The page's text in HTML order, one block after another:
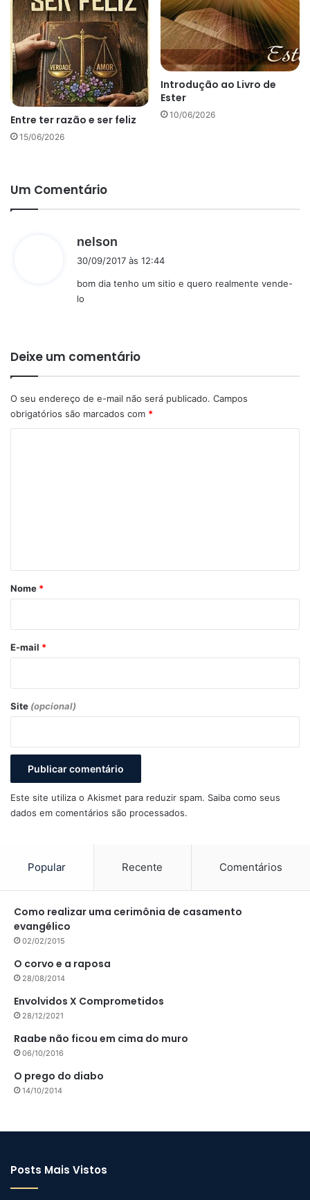
Entre ter razão e ser feliz
15/06/2026
Introdução ao Livro de
Ester
10/06/2026
Um Comentário
nelson
i
s
30/09/2017 às 12:44
bom dia tenho um sitio e quero realmente vende-
lo
Deixe um comentário
O seu endereço de e-mail não será publicado. Campos
obrigatórios são marcados com *
r
*
Nome *
E-mail *
Site (opcional)
Este site utiliza o Akismet para reduzir spam. Saiba como seus
dados em comentários são processados.
Popular Recente Comentários
Como realizar uma cerimônia de casamento
evangélico
02/02/2015
O corvo e a raposa
28/08/2014
Envolvidos X Comprometidos
28/12/2021
Raabe não ficou em cima do muro
06/10/2016
O prego do diabo
14/10/2014
Posts Mais Vistos